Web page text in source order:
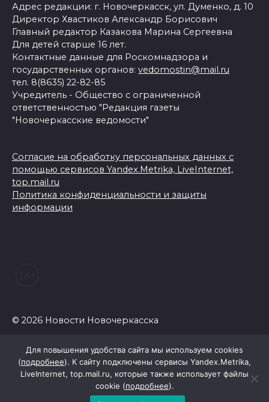
Адрес редакции: г. Новочеркасск, ул. Думенко, д. 10
Директор Хвастиков Александр Борисович
Главный редактор Казакова Марина Сергеевна
Для детей старше 16 лет.
Контактные данные для Роскомнадзора и
государственных органов: vedomostin@mail.ru
тел. 8(8635) 22-82-85
Учредитель - Общество с ограниченной
ответственностью "Редакция газеты
"Новочеркасские ведомости"
Согласие на обработку персональных данных с
помощью сервисов Yandex.Metrika, LiveInternet,
top.mail.ru
Политика конфиденциальности и защиты
информации
© 2026 Новости Новочеркасска
Для повышения удобства сайта мы используем cookies
(подробнее). К сайту подключены сервисы Yandex.Metrika,
LiveInternet, top.mail.ru, которые также использует файлы
cookie (подробнее).